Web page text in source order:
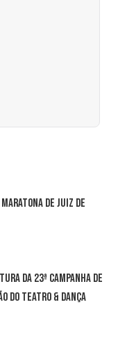
Maratona de Juiz de
da 23ª Campanha de
do Teatro & Dança